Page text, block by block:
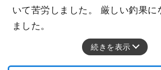
いて苦労しました。 厳しい釣果に
ました。
続きを表示